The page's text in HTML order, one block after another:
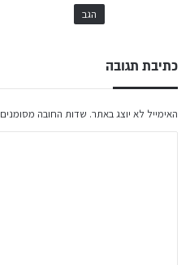
הגב
כתיבת תגובה
האימייל לא יוצג באתר. שדות החובה מסומנים